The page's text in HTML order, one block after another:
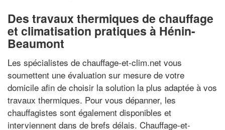
Des travaux thermiques de chauffage
et climatisation pratiques à Hénin-
Beaumont
Les spécialistes de chauffage-et-clim.net vous
soumettent une évaluation sur mesure de votre
domicile afin de choisir la solution la plus adaptée à vos
travaux thermiques. Pour vous dépanner, les
chauffagistes sont également disponibles et
interviennent dans de brefs délais. Chauffage-et-